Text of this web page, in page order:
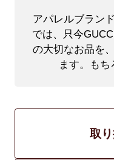
アパレルブラン
では、只今
の大切なお品を
ます。もち
取